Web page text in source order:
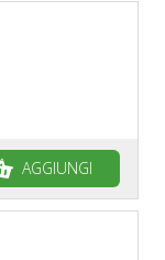
AGGIUNGI